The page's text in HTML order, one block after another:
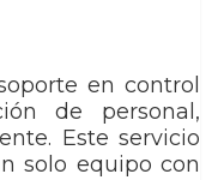
en control
de personal,
Este servicio
solo equipo con